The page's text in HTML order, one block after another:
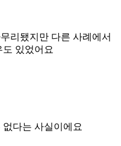
리됐지만 다른 사례에서
있었어요
다는 사실이에요